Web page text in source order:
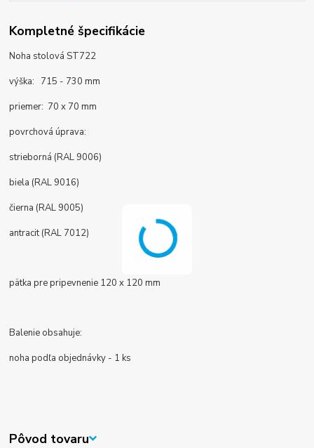
Kompletné špecifikácie
Noha stolová ST722
výška: 715 - 730 mm
priemer: 70 x 70 mm
povrchová úprava:
strieborná (RAL 9006)
biela (RAL 9016)
čierna (RAL 9005)
antracit (RAL 7012)
pätka pre pripevnenie 120 x 120 mm
Balenie obsahuje:
noha podľa objednávky - 1 ks
Pôvod tovaru